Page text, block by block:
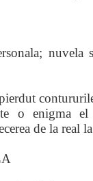
nuvela
o enigma
de la real